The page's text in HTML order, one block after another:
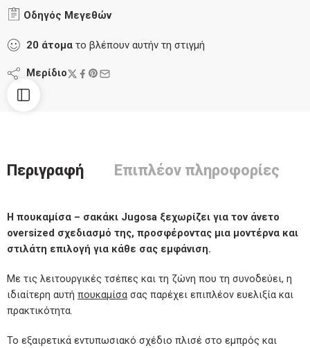
Οδηγός Μεγεθών
20 άτομα το βλέπουν αυτήν τη στιγμή
Μερίδιο
Περιγραφή Επιπλέον πληροφορίες
Η πουκαμίσα – σακάκι Jugosa ξεχωρίζει για τον άνετο
oversized σχεδιασμό της, προσφέροντας μια μοντέρνα και
στιλάτη επιλογή για κάθε σας εμφάνιση.
Με τις λειτουργικές τσέπες και τη ζώνη που τη συνοδεύει, η
ιδιαίτερη αυτή πουκαμίσα σας παρέχει επιπλέον ευελιξία και
πρακτικότητα.
Το εξαιρετικά εντυπωσιακό σχέδιο πλισέ στο εμπρός και